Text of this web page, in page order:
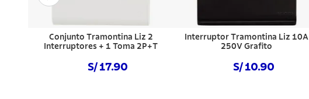
Conjunto Tramontina Liz 2
Interruptores + 1 Toma 2P+T
S/ 17.90
Interruptor Tramontina Liz 10A
250V Grafito
S/ 10.90